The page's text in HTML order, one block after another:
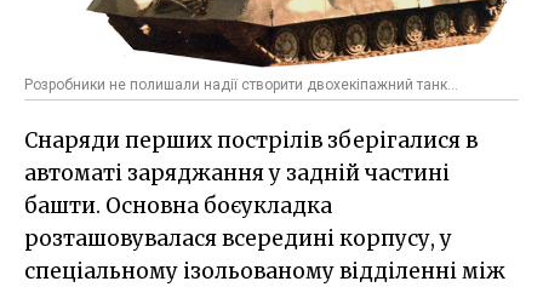
Розробники не полишали надії створити двохекіпажний танк...
Снаряди перших пострілів зберігалися в
автоматі заряджання у задній частині
башти. Основна боєукладка
розташовувалася всередині корпусу, у
спеціальному ізольованому відділенні між